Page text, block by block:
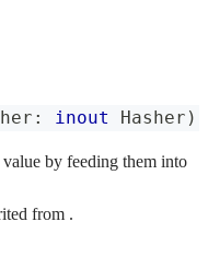
: inout Hasher )
value by feeding them into
from .